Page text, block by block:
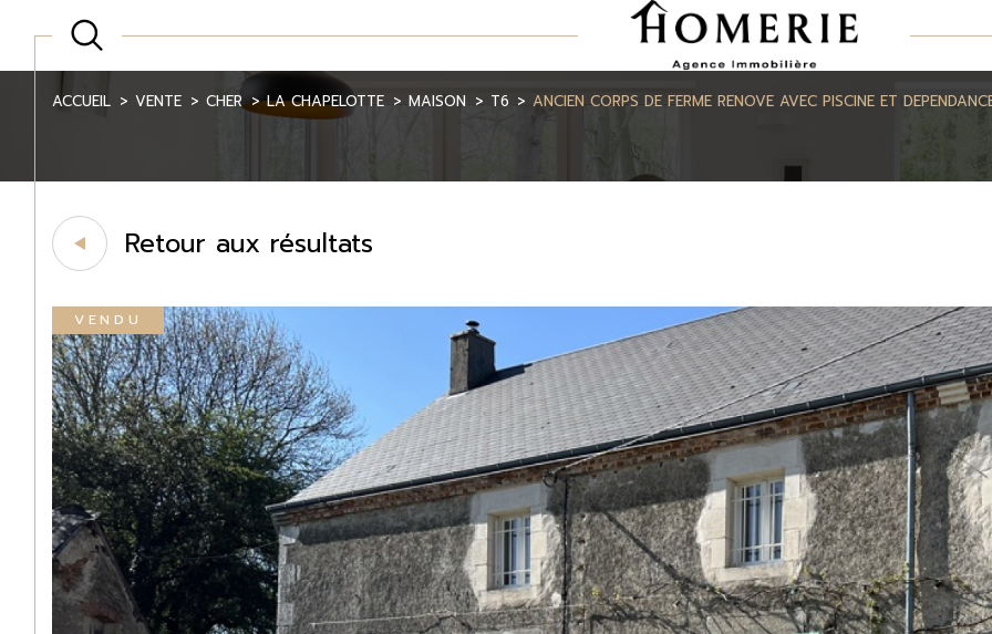
ACCUEIL VENTE CHER LA CHAPELOTTE MAISON T6 ANCIEN CORPS DE FERME RENOVE AVEC PISCINE ET
Retour aux résultats
VENDU